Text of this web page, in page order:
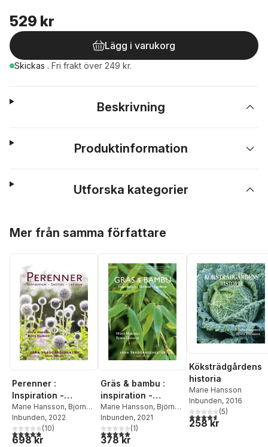
529 kr
Lägg i varukorg
Skickas . Fri frakt över 249 kr.
Beskrivning
Produktinformation
Utforska kategorier
Mer från samma författare
Perenner :
Inspiration -
Skötsel - Lexikon
Marie Hansson, Björn
Hansson
Inbunden, 2022
4,9utav 5 stjärnor. Totalt antal röster:
(10)
698 kr
Gräs & bambu :
inspiration -
skötsel - lexikon
Marie Hansson, Björn
Hansson
Inbunden, 2021
5,0utav 5 stjärnor. Totalt antal röster:
(1)
378 kr
Köksträdgårdens
historia
Marie Hansson
Inbunden, 2016
4,6utav 5 stjärnor.
(5)
258 kr